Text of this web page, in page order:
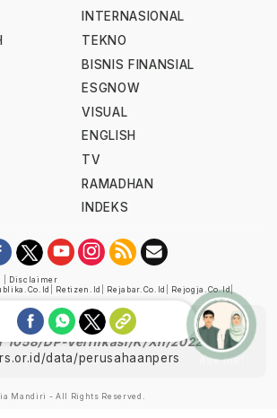
INTERNASIONAL
TEKNO
BISNIS FINANSIAL
ESGNOW
VISUAL
ENGLISH
TV
RAMADHAN
INDEKS
Disclaimer
Retizen.id Rejabar.co.id Rejogja.co.id|
diverifikasi oleh Dewan Pers
1058/DP-Verifikasi/K/XII/2022
data/perusahaanpers
Mandiri - All Rights Reserved.
Ask me!